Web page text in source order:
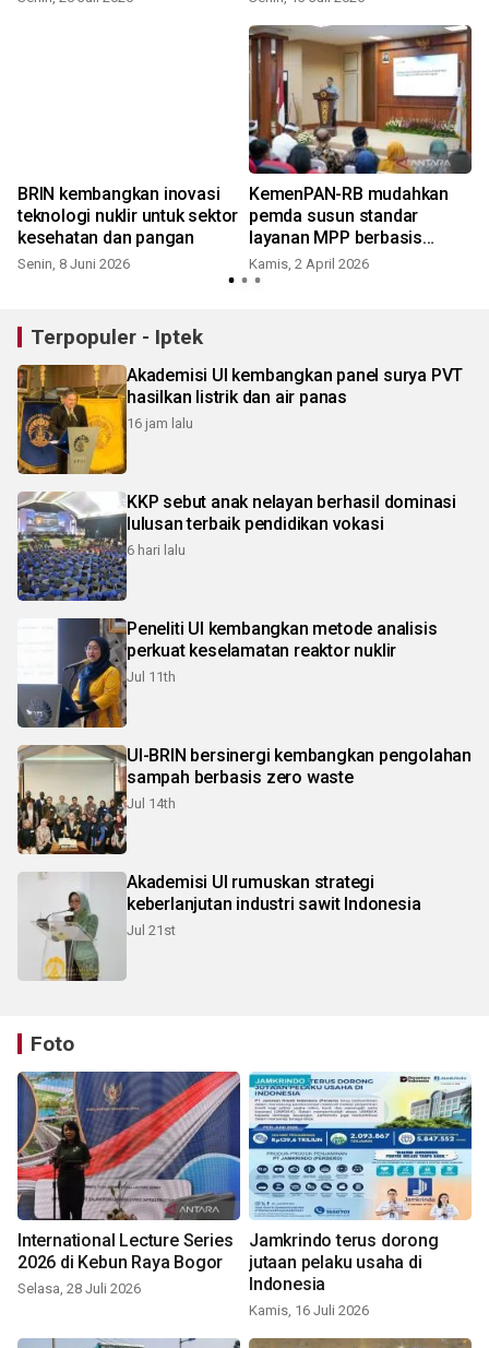
BRIN kembangkan inovasi
teknologi nuklir untuk sektor
kesehatan dan pangan
Senin, 8 Juni 2026
KemenPAN-RB mudahkan
pemda susun standar
layanan MPP berbasis
aplikasi digital
Kamis, 2 April 2026
Terpopuler - Iptek
Akademisi UI kembangkan panel surya PVT
hasilkan listrik dan air panas
16 jam lalu
KKP sebut anak nelayan berhasil dominasi
lulusan terbaik pendidikan vokasi
6 hari lalu
Peneliti UI kembangkan metode analisis
perkuat keselamatan reaktor nuklir
Jul 11th
UI-BRIN bersinergi kembangkan pengolahan
sampah berbasis zero waste
Jul 14th
Akademisi UI rumuskan strategi
keberlanjutan industri sawit Indonesia
Jul 21st
Foto
International Lecture Series
2026 di Kebun Raya Bogor
Selasa, 28 Juli 2026
Jamkrindo terus dorong
jutaan pelaku usaha di
Indonesia
Kamis, 16 Juli 2026